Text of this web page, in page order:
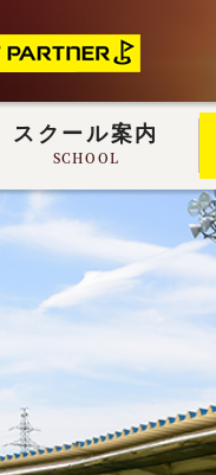
スクール案内
SCHOOL